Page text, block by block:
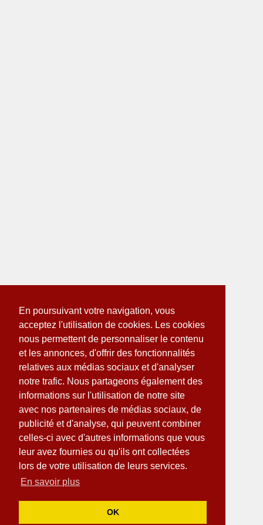
En poursuivant votre navigation, vous
acceptez l'utilisation de cookies. Les cookies
nous permettent de personnaliser le contenu
et les annonces, d'offrir des fonctionnalités
relatives aux médias sociaux et d'analyser
notre trafic. Nous partageons également des
informations sur l'utilisation de notre site
avec nos partenaires de médias sociaux, de
publicité et d'analyse, qui peuvent combiner
celles-ci avec d'autres informations que vous
leur avez fournies ou qu'ils ont collectées
lors de votre utilisation de leurs services.
En savoir plus
OK